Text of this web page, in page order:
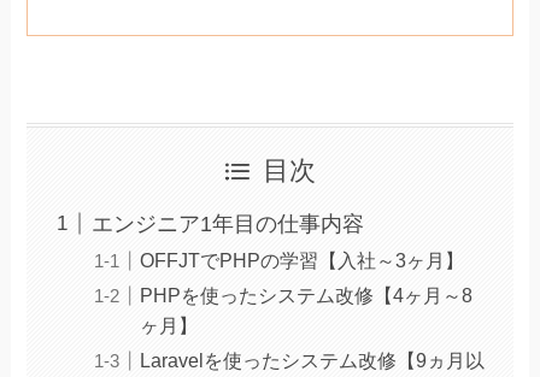
目次
エンジニア1年目の仕事内容
OFFJTでPHPの学習【入社～3ヶ月】
PHPを使ったシステム改修【4ヶ月～8
ヶ月】
Laravelを使ったシステム改修【9ヵ月以